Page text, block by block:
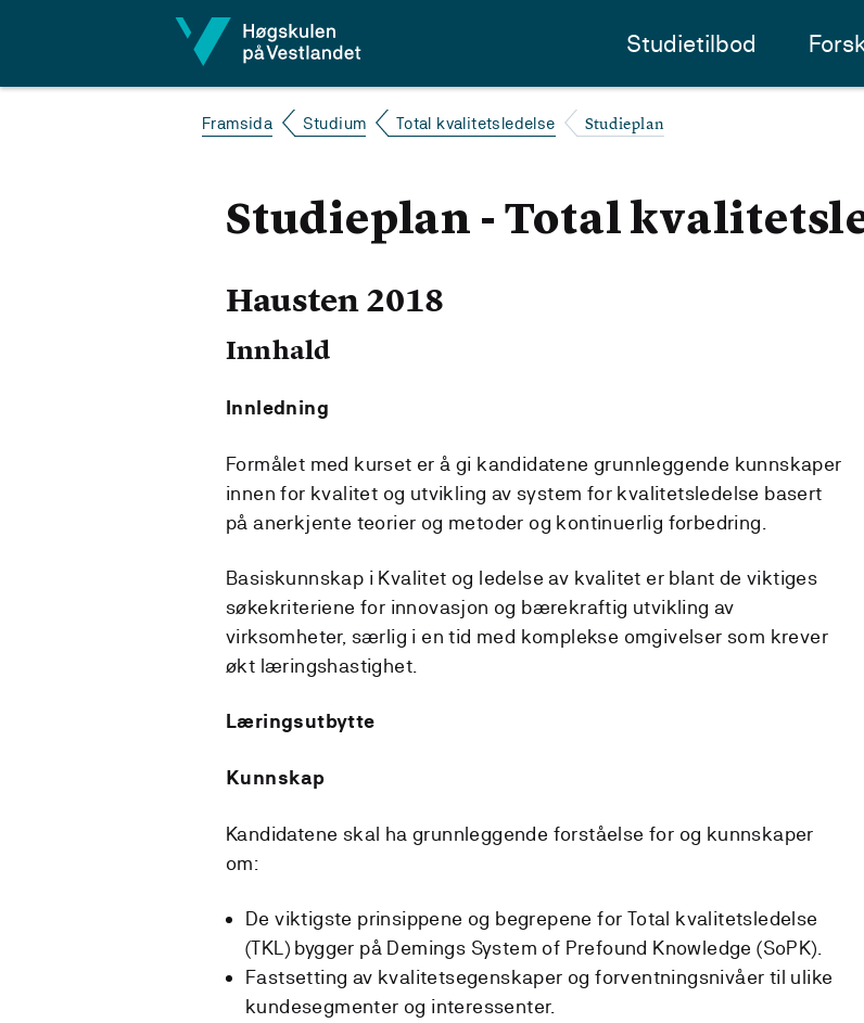
Studietilbod
Framsida Studium Total kvalitetsledelse Studieplan
Studieplan - Total
Hausten 2018
Innhald
Innledning
Formålet med kurset er å gi kandidatene grunnleggende kunnskaper
innen for kvalitet og utvikling av system for kvalitetsledelse basert
på anerkjente teorier og metoder og kontinuerlig forbedring.
Basiskunnskap i Kvalitet og ledelse av kvalitet er blant de viktiges
søkekriteriene for innovasjon og bærekraftig utvikling av
virksomheter, særlig i en tid med komplekse omgivelser som krever
økt læringshastighet.
Læringsutbytte
Kunnskap
Kandidatene skal ha grunnleggende forståelse for og kunnskaper
om:
De viktigste prinsippene og begrepene for Total kvalitetsledelse
(TKL) bygger på Demings System of Prefound Knowledge (SoPK).
Fastsetting av kvalitetsegenskaper og forventningsnivåer til ulike
kundesegmenter og interessenter.